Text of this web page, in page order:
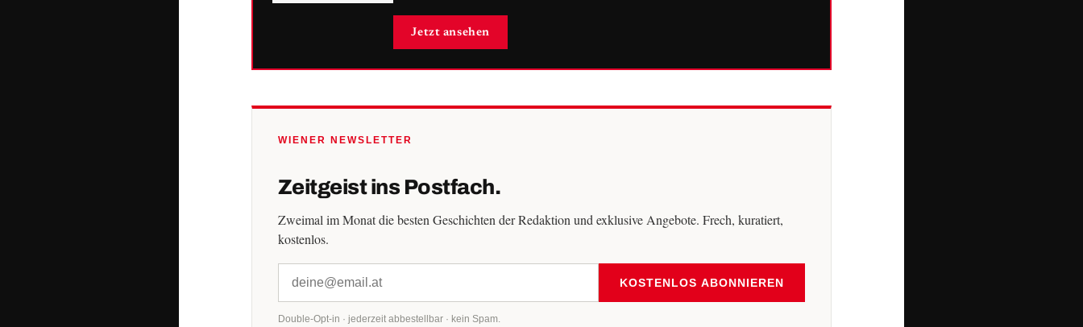
Jetzt ansehen
WIENER NEWSLETTER
Zeitgeist ins Postfach.
Zweimal im Monat die besten Geschichten der Redaktion und exklusive Angebote. Frech, kuratiert,
kostenlos.
KOSTENLOS ABONNIEREN
Double-Opt-in · jederzeit abbestellbar · kein Spam.